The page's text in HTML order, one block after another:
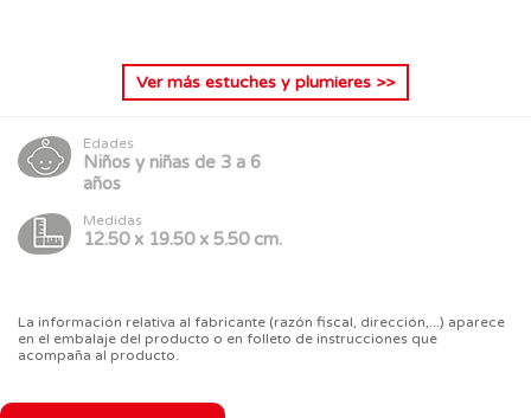
Ver más estuches y plumieres >>
Edades
Niños y niñas de 3 a 6
años
Medidas
12.50 x 19.50 x 5.50 cm.
La información relativa al fabricante (razón fiscal, dirección,...) aparece
en el embalaje del producto o en folleto de instrucciones que
acompaña al producto.